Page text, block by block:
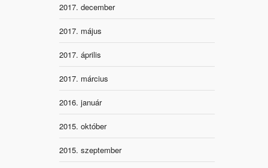
2017. december
2017. május
2017. április
2017. március
2016. január
2015. október
2015. szeptember